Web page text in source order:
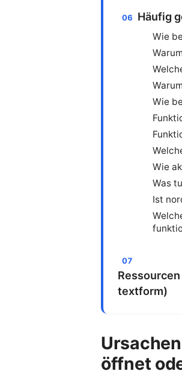
Häufig
Wie
Wie
Wie
Was
Ist
textform)
öffnet